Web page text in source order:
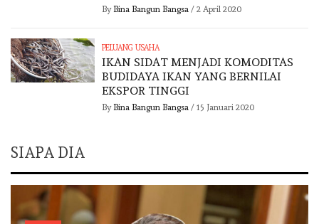
By Bina Bangun Bangsa/ 2 April 2020
PELUANG USAHA
IKAN SIDAT MENJADI KOMODITAS
BUDIDAYA IKAN YANG BERNILAI
EKSPOR TINGGI
By Bina Bangun Bangsa/ 15 Januari 2020
SIAPA DIA